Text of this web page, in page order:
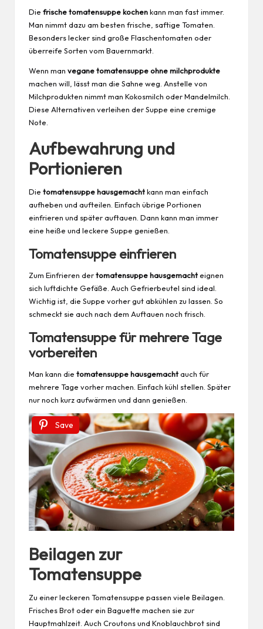
Die frische tomatensuppe kochenkann man fast immer.
Man nimmt dazu am besten frische, saftige Tomaten.
Besonders lecker sind große Flaschentomaten oder
überreife Sorten vom Bauernmarkt.
Wenn man vegane tomatensuppe ohne milchprodukte
machen will, lässt man die Sahne weg. Anstelle von
Milchprodukten nimmt man Kokosmilch oder Mandelmilch.
Diese Alternativen verleihen der Suppe eine cremige
Note.
Aufbewahrung und
Portionieren
Die tomatensuppe hausgemachtkann man einfach
aufheben und aufteilen. Einfach übrige Portionen
einfrieren und später auftauen. Dann kann man immer
eine heiße und leckere Suppe genießen.
Tomatensuppe einfrieren
Zum Einfrieren dertomatensuppe hausgemachteignen
sich luftdichte Gefäße. Auch Gefrierbeutel sind ideal.
Wichtig ist, die Suppe vorher gut abkühlen zu lassen. So
schmeckt sie auch nach dem Auftauen noch frisch.
Tomatensuppe für mehrere Tage
vorbereiten
Man kann die tomatensuppe hausgemachtauch für
mehrere Tage vorher machen. Einfach kühl stellen. Später
nur noch kurz aufwärmen und dann genießen.
Save
Beilagen zur
Tomatensuppe
Zu einer leckeren Tomatensuppe passen viele Beilagen.
Frisches Brot oder ein Baguette machen sie zur
Hauptmahlzeit. Auch Croutons und Knoblauchbrot sind